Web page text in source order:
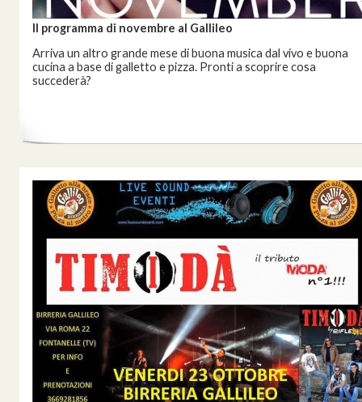
Il programma di novembre al Gallileo
Arriva un altro grande mese di buona musica dal vivo e buona
cucina a base di galletto e pizza. Pronti a scoprire cosa
succederà?